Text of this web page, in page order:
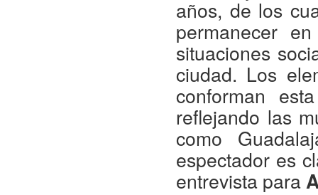
años, de los
permanecer
situaciones
ciudad. Los
conforman
reflejando las
como
espectador es
entrevista para